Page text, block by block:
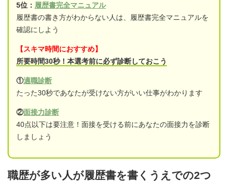
5位： 履歴書完全マニュアル
履歴書の書き方がわからない人は、履歴書完全マニュアルを
確認にしよう
【スキマ時間におすすめ】
所要時間30秒！本選考前に必ず診断しておこう
①適職診断
たった30秒であなたが受けない方がいい仕事がわかります
②面接力診断
40点以下は要注意！面接を受ける前にあなたの面接力を診断
しましょう
職歴が多い人が履歴書を書くうえでの2つ